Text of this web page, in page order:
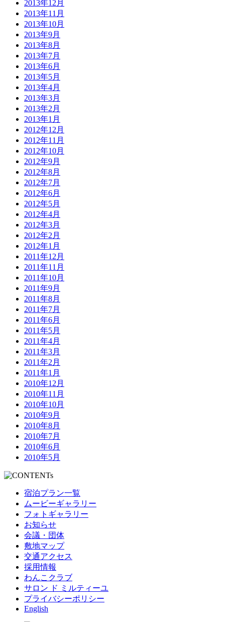
2013年12月
2013年11月
2013年10月
2013年9月
2013年8月
2013年7月
2013年6月
2013年5月
2013年4月
2013年3月
2013年2月
2013年1月
2012年12月
2012年11月
2012年10月
2012年9月
2012年8月
2012年7月
2012年6月
2012年5月
2012年4月
2012年3月
2012年2月
2012年1月
2011年12月
2011年11月
2011年10月
2011年9月
2011年8月
2011年7月
2011年6月
2011年5月
2011年4月
2011年3月
2011年2月
2011年1月
2010年12月
2010年11月
2010年10月
2010年9月
2010年8月
2010年7月
2010年6月
2010年5月
宿泊プラン一覧
ムービーギャラリー
フォトギャラリー
お知らせ
会議・団体
敷地マップ
交通アクセス
採用情報
わんこクラブ
サロン ド ミルティーユ
プライバシーポリシー
English